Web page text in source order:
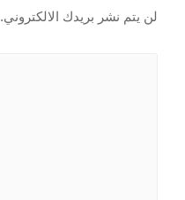
لن يتم نشر بريدك الالكتروني.